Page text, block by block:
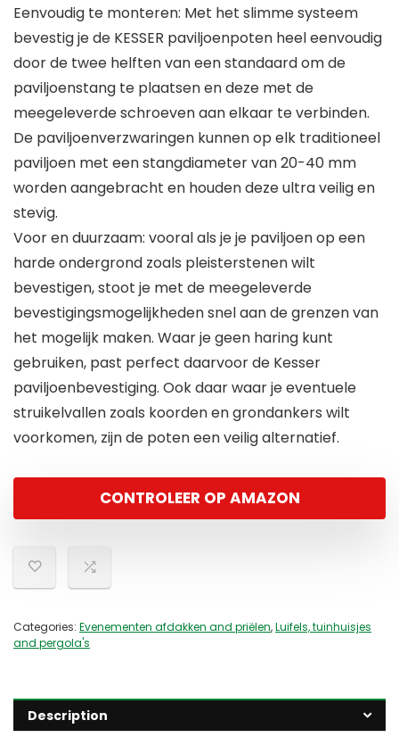
Eenvoudig te monteren: Met het slimme systeem
bevestig je de KESSER paviljoenpoten heel eenvoudig
door de twee helften van een standaard om de
paviljoenstang te plaatsen en deze met de
meegeleverde schroeven aan elkaar te verbinden.
De paviljoenverzwaringen kunnen op elk traditioneel
paviljoen met een stangdiameter van 20-40 mm
worden aangebracht en houden deze ultra veilig en
stevig.
Voor en duurzaam: vooral als je je paviljoen op een
harde ondergrond zoals pleisterstenen wilt
bevestigen, stoot je met de meegeleverde
bevestigingsmogelijkheden snel aan de grenzen van
het mogelijk maken. Waar je geen haring kunt
gebruiken, past perfect daarvoor de Kesser
paviljoenbevestiging. Ook daar waar je eventuele
struikelvallen zoals koorden en grondankers wilt
voorkomen, zijn de poten een veilig alternatief.
CONTROLEER OP AMAZON
Categories: Evenementen afdakken and priëlen,Luifels, tuinhuisjes
and pergola's
Description